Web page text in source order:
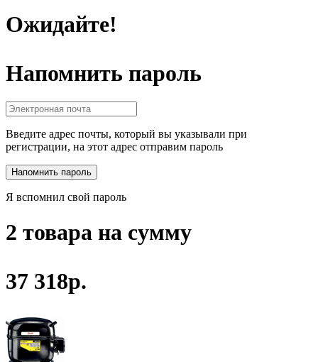
Ожидайте!
Напомнить пароль
Введите адрес почты, который вы указывали при
регистрации, на этот адрес отправим пароль
Я вспомнил свой пароль
2 товара на сумму
37 318р.